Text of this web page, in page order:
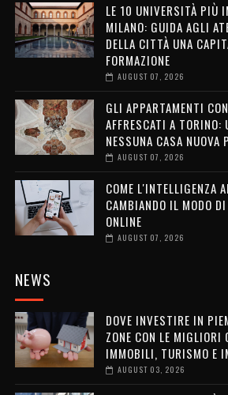
LE 10 UNIVERSITÀ PIÙ
MILANO: GUIDA AGLI
DELLA CITTÀ UNA
FORMAZIONE
AUGUST 07, 2026
GLI APPARTAMENTI
AFFRESCATI A TORINO:
NESSUNA CASA NUOVA
AUGUST 07, 2026
COME L'INTELLIGENZA
CAMBIANDO IL MODO
ONLINE
AUGUST 07, 2026
NEWS
DOVE INVESTIRE IN
ZONE CON LE MIGLIORI
IMMOBILI, TURISMO E
AUGUST 03, 2026